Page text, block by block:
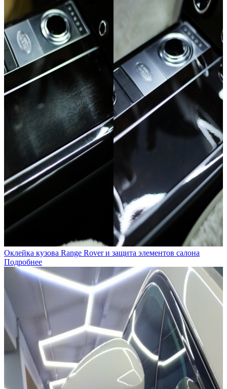
Оклейка кузова Range Rover и защита элементов салона
Подробнее